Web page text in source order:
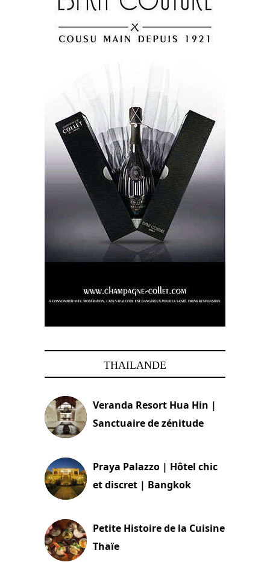
THAILANDE
Veranda Resort Hua Hin |
Sanctuaire de zénitude
Praya Palazzo | Hôtel chic
et discret | Bangkok
Petite Histoire de la Cuisine
Thaïe